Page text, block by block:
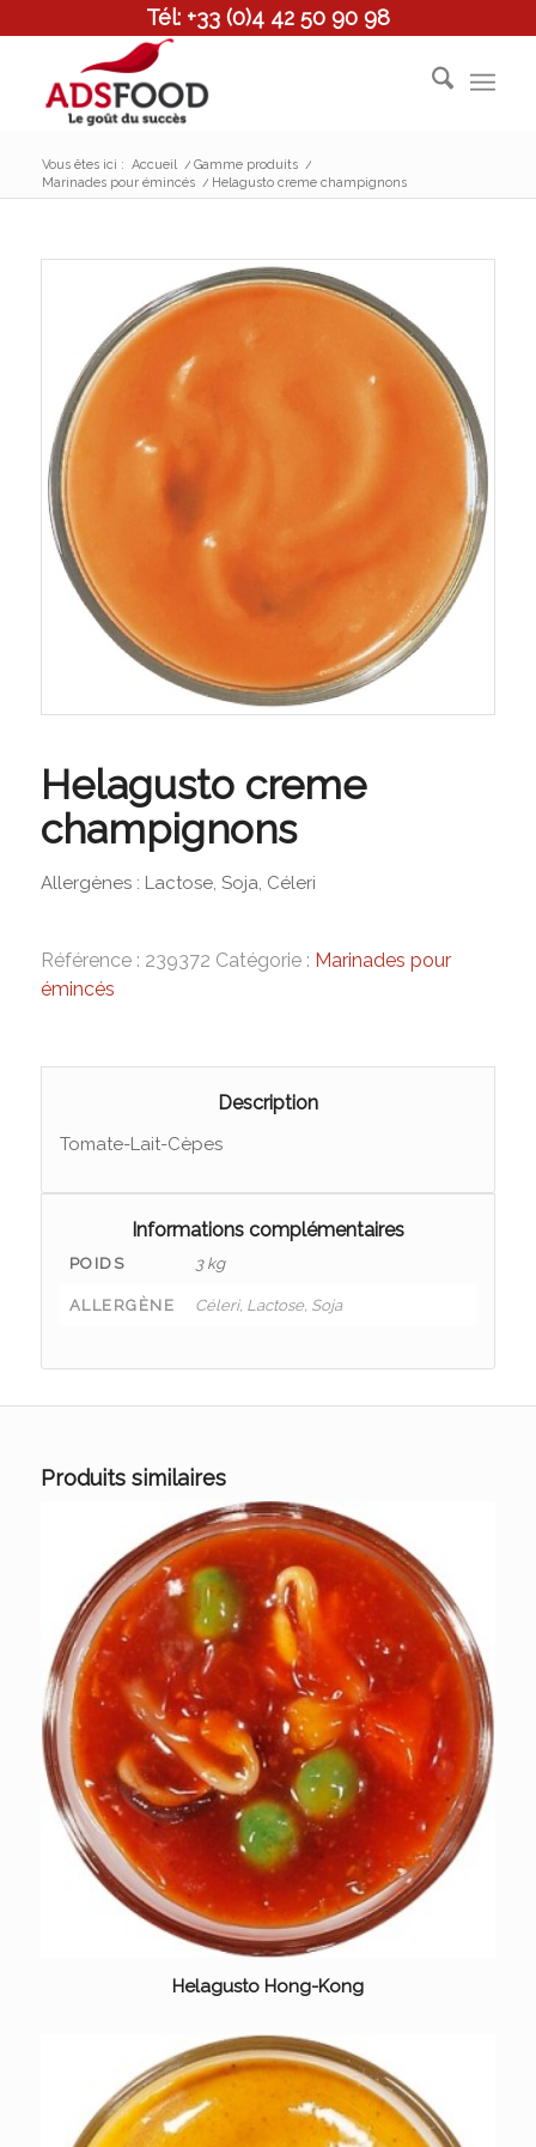
Tél: +33 (0)4 42 50 90 98
Vous êtes ici : Accueil / Gamme produits /
Marinades pour émincés / Helagusto creme champignons
Helagusto creme
champignons
Allergènes : Lactose, Soja, Céleri
Référence : 239372 Catégorie : Marinades pour
émincés
Description
Tomate-Lait-Cèpes
Informations complémentaires
POIDS 3 kg
ALLERGÈNE Céleri, Lactose, Soja
Produits similaires
Helagusto Hong-Kong